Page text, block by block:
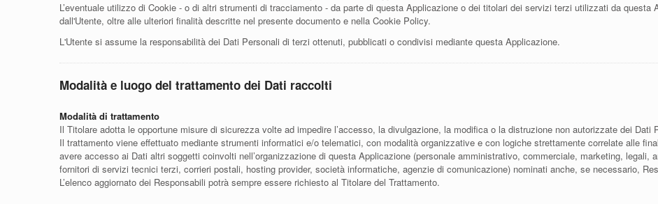
L’eventuale utilizzo di Cookie - o di altri strumenti di tracciamento - da parte di questa Applicazione o dei titolari dei servizi terzi utilizzati da
dall'Utente, oltre alle ulteriori finalità descritte nel presente documento e nella Cookie Policy.
L'Utente si assume la responsabilità dei Dati Personali di terzi ottenuti, pubblicati o condivisi mediante questa Applicazione.
Modalità e luogo del trattamento dei Dati raccolti
Modalità di trattamento
Il Titolare adotta le opportune misure di sicurezza volte ad impedire l’accesso, la divulgazione, la modifica o la distruzione non autorizzate dei Dati
Il trattamento viene effettuato mediante strumenti informatici e/o telematici, con modalità organizzative e con logiche strettamente correlate alle
avere accesso ai Dati altri soggetti coinvolti nell’organizzazione di questa Applicazione (personale amministrativo, commerciale, marketing,
fornitori di servizi tecnici terzi, corrieri postali, hosting provider, società informatiche, agenzie di comunicazione) nominati anche, se necessario,
L’elenco aggiornato dei Responsabili potrà sempre essere richiesto al Titolare del Trattamento.